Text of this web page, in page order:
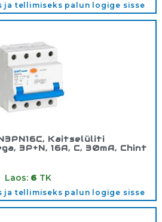
ja tellimiseks palun logige sisse
Kaitselüliti
3P+N, 16A, C, 30mA, Chint
Laos: 6 TK
ja tellimiseks palun logige sisse